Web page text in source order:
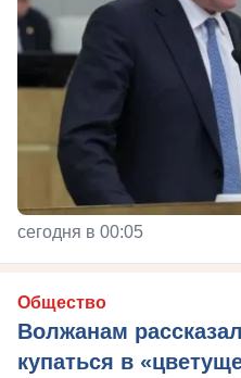
сегодня в 00:05
Общество
Волжанам
купаться в